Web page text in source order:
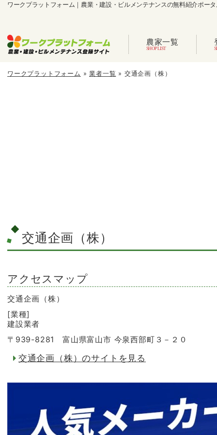
ワークプラットフォーム｜農業・建設・ビルメンテナンスの無料紹介ポー
農家一覧
ワークプラットフォーム »業者一覧 » 交通企画（株）
交通企画（株）
アクセスマップ
交通企画（株）
[業種]
建設業者
〒939-8281 富山県富山市 今泉西部町３－２０
交通企画（株）のサイトを見る